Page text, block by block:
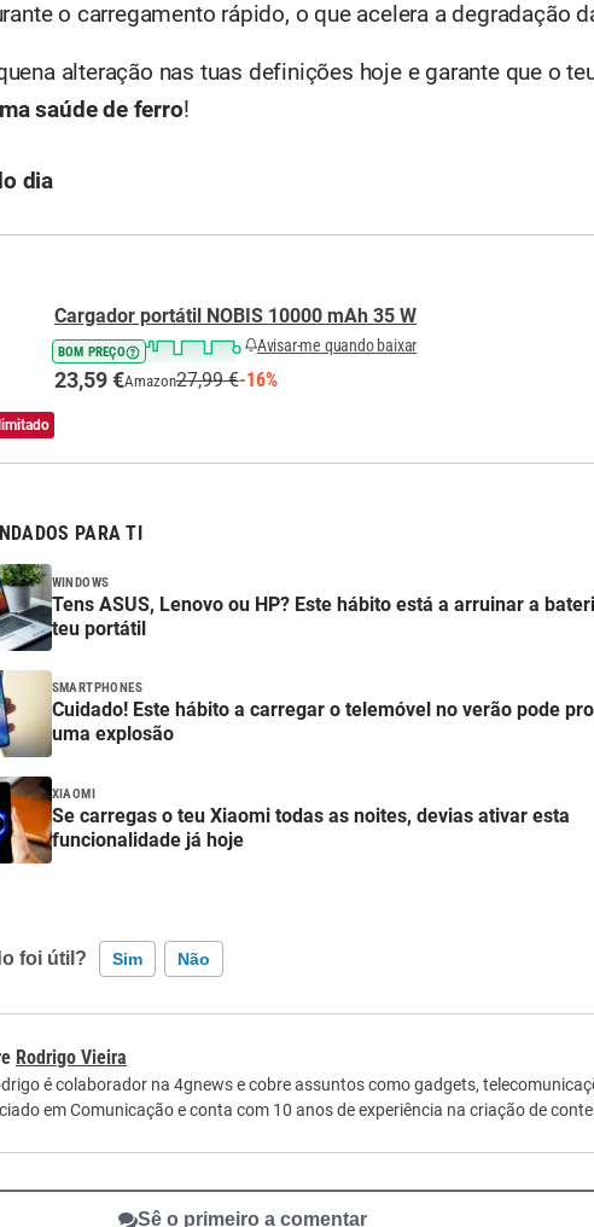
o carregamento rápido, o que acelera a degradação
alteração nas tuas definições hoje e garante que o
saúde de ferro!
dia
Cargador portátil NOBIS 10000 mAh 35 W
BOM PREÇO Avisar-me quando baixar
23,59 €Amazon27,99 €-16%
PARA TI
WINDOWS
Tens ASUS, Lenovo ou HP? Este hábito está a arruinar a
teu portátil
SMARTPHONES
Cuidado! Este hábito a carregar o telemóvel no verão pode
uma explosão
XIAOMI
Se carregas o teu Xiaomi todas as noites, devias ativar esta
funcionalidade já hoje
foi útil? Sim Não
não tem a informação que procuro
Rodrigo Vieira
é colaborador na 4gnews e cobre assuntos como gadgets,
em Comunicação e conta com 10 anos de experiência na criação de
Sê o primeiro a comentar